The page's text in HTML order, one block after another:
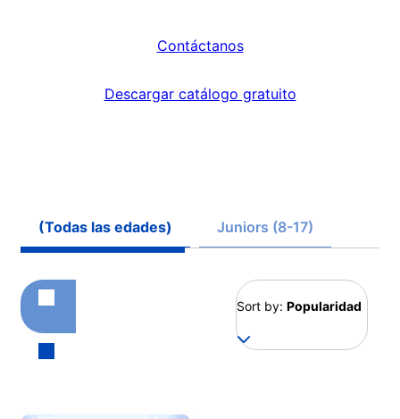
Contáctanos
Descargar catálogo gratuito
(Todas las edades) Juniors (8-17)
Sort by: Popularidad